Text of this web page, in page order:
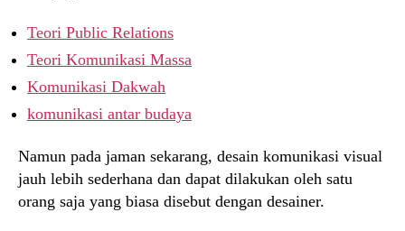
Teori Public Relations
Teori Komunikasi Massa
Komunikasi Dakwah
komunikasi antar budaya
Namun pada jaman sekarang, desain komunikasi visual
jauh lebih sederhana dan dapat dilakukan oleh satu
orang saja yang biasa disebut dengan desainer.